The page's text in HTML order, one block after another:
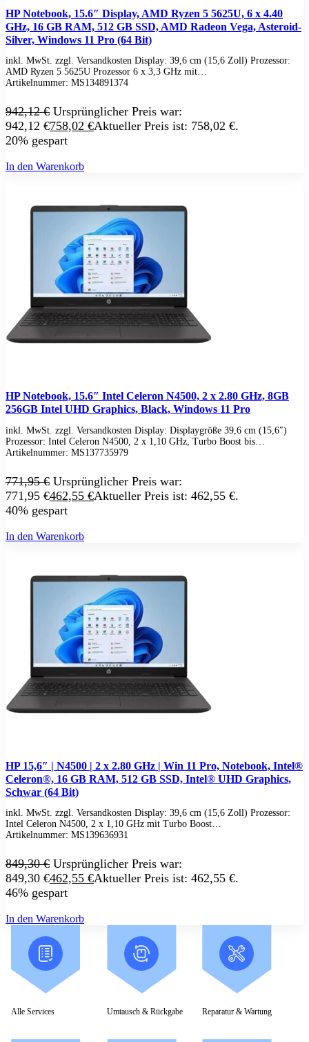
Razer Blade 14
Gaming PC
Gaming Headsets
Gaming Maus
Gaming Tastatur
Gaming Monitor
Gaming Stühle
Alle Hersteller
Adobe
Bitdefender
Buhl Data
Corel
Cyberlink
ESET
F-Secure
F-Secure Total
F-Secure Internet Security
F-Secure VPN
F-Secure ID Protection
Kaspersky
McAfee
Microsoft
Norton
Parallels
Microsoft
Office
Xbox Game Pass
McAfee
Norton
Backup & Brennen
Büro-Software
Finanzen & Steuern
Lexware
WISO
Steuer-Software
Grafik & Multimedia
Fotobearbeitung
Videobearbeitung
Alle Hersteller
Acer Monitore
Apple Monitore
Asus Monitore
BENQ Monitore
Gigabyte Monitore
HP Monitore
Philips Monitore
Samsung Monitore
Viewsonic Monitore
40 – 51 cm (15,6-20″)
53 – 58 cm (21-23″)
60 – 63 cm (23,6-25″)
HP Notebook, 15.6″ Display, AMD Ryzen 5 5625U, 6 x 4.40
GHz, 16 GB RAM, 512 GB SSD, AMD Radeon Vega, Asteroid-
Silver, Windows 11 Pro (64 Bit)
inkl. MwSt. zzgl. Versandkosten Display: 39,6 cm (15,6 Zoll) Prozessor:
AMD Ryzen 5 5625U Prozessor 6 x 3,3 GHz mit…
Artikelnummer: MS134891374
942,12€ Ursprünglicher Preis war:
942,12 €758,02 €Aktueller Preis ist: 758,02 €.
20% gespart
In den Warenkorb
HP Notebook, 15.6″ Intel Celeron N4500, 2 x 2.80 GHz, 8GB
256GB Intel UHD Graphics, Black, Windows 11 Pro
inkl. MwSt. zzgl. Versandkosten Display: Displaygröße 39,6 cm (15,6″)
Prozessor: Intel Celeron N4500, 2 x 1,10 GHz, Turbo Boost bis…
Artikelnummer: MS137735979
771,95€ Ursprünglicher Preis war:
771,95 €462,55 €Aktueller Preis ist: 462,55 €.
40% gespart
In den Warenkorb
HP 15,6″ | N4500 | 2 x 2.80 GHz | Win 11 Pro, Notebook, Intel®
Celeron®, 16 GB RAM, 512 GB SSD, Intel® UHD Graphics,
Schwar (64 Bit)
inkl. MwSt. zzgl. Versandkosten Display: 39,6 cm (15,6 Zoll) Prozessor:
Intel Celeron N4500, 2 x 1,10 GHz mit Turbo Boost…
Artikelnummer: MS139636931
849,30€ Ursprünglicher Preis war:
849,30 €462,55 €Aktueller Preis ist: 462,55 €.
46% gespart
In den Warenkorb
Alle Services Umtausch & Rückgabe Reparatur & Wartung